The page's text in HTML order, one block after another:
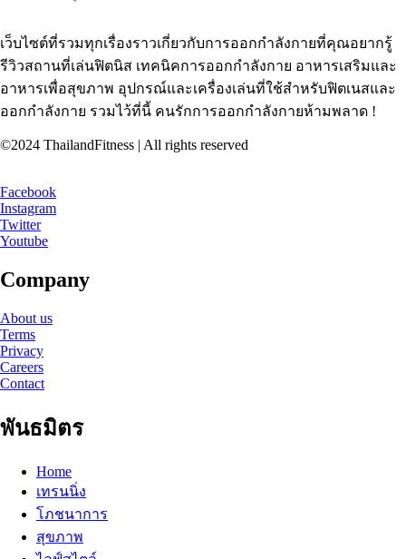
เว็บไซต์ที่รวมทุกเรื่องราวเกี่ยวกับการออกกำลังกายที่คุณอยากรู้
รีวิวสถานที่เล่นฟิตนิส เทคนิคการออกกำลังกาย อาหารเสริมและ
อาหารเพื่อสุขภาพ อุปกรณ์และเครื่องเล่นที่ใช้สำหรับฟิตเนสและ
ออกกำลังกาย รวมไว้ที่นี้ คนรักการออกกำลังกายห้ามพลาด !
©2024 ThailandFitness | All rights reserved
Facebook
Instagram
Twitter
Youtube
Company
About us
Terms
Privacy
Careers
Contact
พันธมิตร
Home
เทรนนิ่ง
โภชนาการ
สุขภาพ